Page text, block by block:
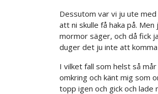
Dessutom var vi ju ute
att ni skulle få haka på.
mormor säger, och då fick
duger det ju inte att
I vilket fall som helst så
omkring och känt mig som
topp igen och gick och lade